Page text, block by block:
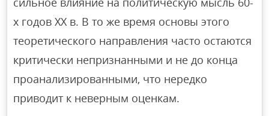
х годов ХХ в. В то же время основы этого
теоретического направления часто остаются
критически непризнанными и не до конца
проанализированными, что нередко
приводит к неверным оценкам.